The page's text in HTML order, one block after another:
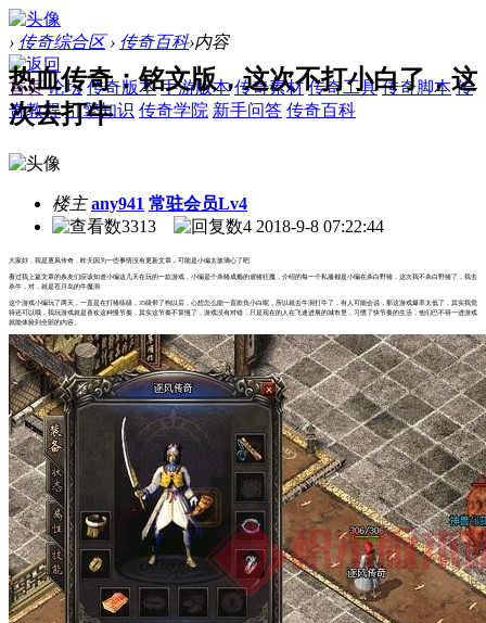
› 传奇综合区 › 传奇百科›内容
首页 论坛 传奇版本 手游版本 传奇素材 传奇工具 传奇脚本 传
奇教程 引擎知识 传奇学院 新手问答 传奇百科
热血传奇：铭文版，这次不打小白了，这
次去打牛
楼主 any941 常驻会员Lv4
3313
4 2018-9-8 07:22:44
大家好，我是逐风传奇，昨天因为一些事情没有更新文章，可能是小编太玻璃心了吧
看过我上篇文章的条友们应该知道小编这几天在玩的一款游戏，小编是个杀猪成瘾的虐猪狂魔，介绍的每一个私服都是小编在杀白野猪，这次我不杀白野猪了，我去
杀牛，对，就是苍月岛的牛魔洞
这个游戏小编玩了两天，一直是在打猪练级，35级带了狗以后，心想怎么能一直欺负小白呢，所以就去牛洞打牛了，有人可能会说，那这游戏爆率太低了，其实我觉
得还可以哦，我玩游戏就是喜欢这种慢节奏，其实这节奏不算慢了，游戏没有对错，只是现在的人在飞速进展的城市里，习惯了快节奏的生活，他们巴不得一进游戏
就能体验到全部的内容。